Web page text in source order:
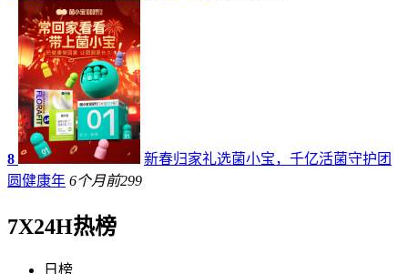
8
新春归家礼选菌小宝，千亿活菌守护团
圆健康年 6个月前299
7X24H热榜
日榜